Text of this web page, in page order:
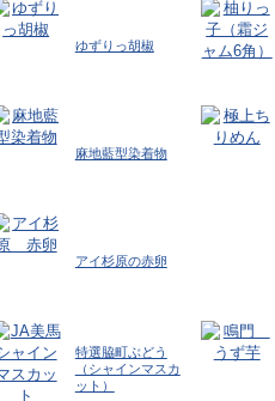
ゆずりっ胡椒
麻地藍型染着物
アイ杉原の赤卵
特選脇町ぶどう
（シャインマスカ
ット）